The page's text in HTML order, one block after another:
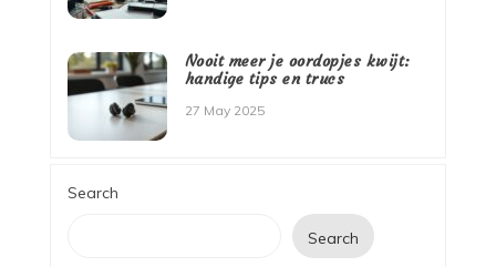
Nooit meer je oordopjes kwijt:
handige tips en trucs
27 May 2025
Search
Search